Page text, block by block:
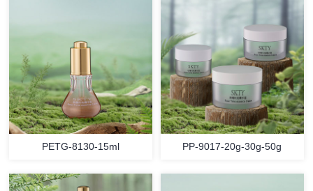
PETG-8130-15ml PP-9017-20g-30g-50g